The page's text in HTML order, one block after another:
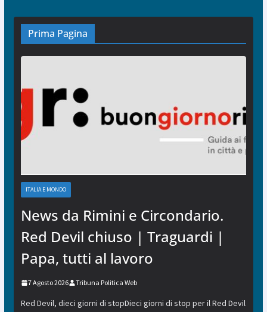
Prima Pagina
ITALIA E MONDO
News da Rimini e Circondario.
Red Devil chiuso | Traguardi |
Papa, tutti al lavoro
7 Agosto 2026 Tribuna Politica Web
Red Devil, dieci giorni di stopDieci giorni di stop per il Red Devil